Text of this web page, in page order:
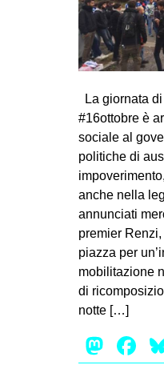
La giornata
#16ottobre è
sociale al
politiche di
anche nella
annunciati
premier
piazza per
mobilitazione
di
notte […]